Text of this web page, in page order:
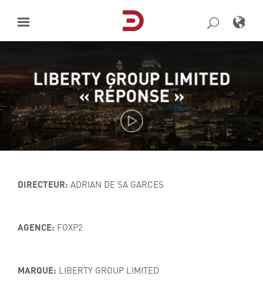
content
LIBERTY GROUP LIMITED
« RÉPONSE »
DIRECTEUR: ADRIAN DE SA GARCES
AGENCE: FOXP2
MARQUE: LIBERTY GROUP LIMITED